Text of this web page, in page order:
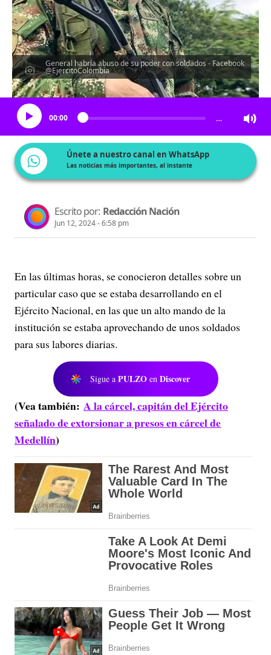
General habría abuso de su poder con soldados - Facebook
@EjercitoColombia
Escucha el artículo
00:00 …
Únete a nuestro canal en WhatsApp
Las noticias más importantes, al instante
Escrito por: Redacción Nación
Jun 12, 2024 - 6:58 pm
En las últimas horas, se conocieron detalles sobre un
particular caso que se estaba desarrollando en el
Ejército Nacional, en las que un alto mando de la
institución se estaba aprovechando de unos soldados
para sus labores diarias.
Sigue a PULZO en Discover
(Vea también: A la cárcel, capitán del Ejército
señalado de extorsionar a presos en cárcel de
Medellín)